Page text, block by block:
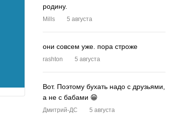
родину.
Mills 5 августа
они совсем уже. пора строже
rashton 5 августа
Вот. Поэтому бухать надо с друзьями,
а не с бабами 😁
Дмитрий-ДС 5 августа